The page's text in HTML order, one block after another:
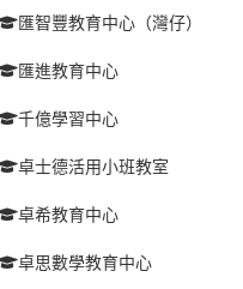
匯智豐教育中心（灣仔）
匯進教育中心
千億學習中心
卓士德活用小班教室
卓希教育中心
卓思數學教育中心